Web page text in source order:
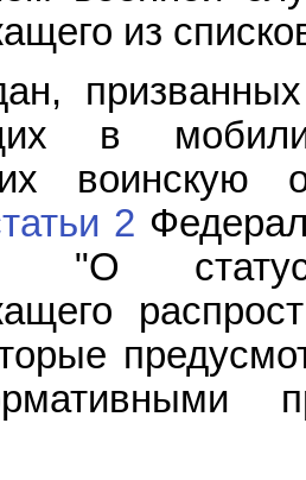
из
в
воинскую
2
статусе